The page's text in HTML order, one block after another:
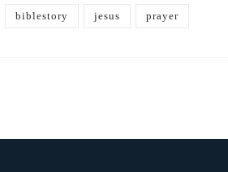
biblestory jesus prayer